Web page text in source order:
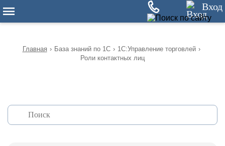
Вход
Главная › База знаний по 1С › 1С:Управление торговлей ›
Роли контактных лиц